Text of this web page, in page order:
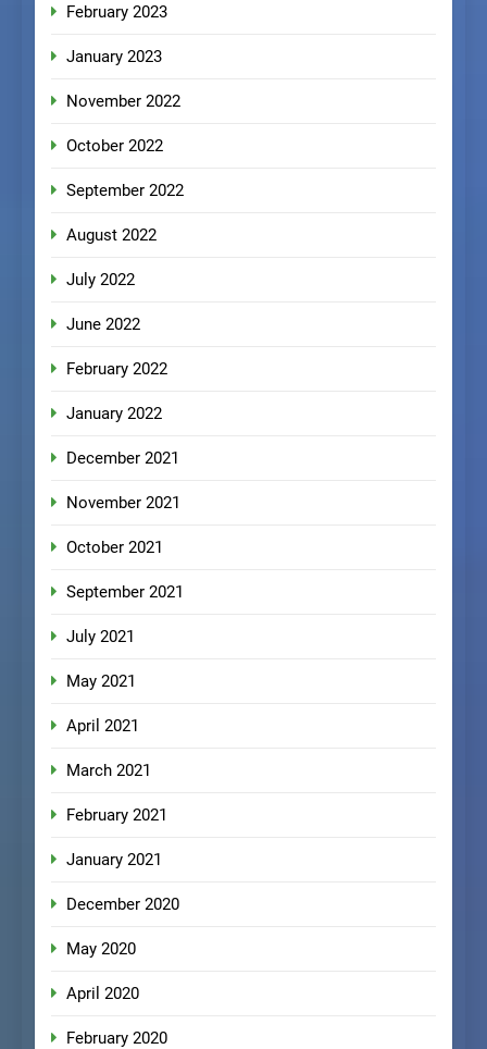
February 2023
January 2023
November 2022
October 2022
September 2022
August 2022
July 2022
June 2022
February 2022
January 2022
December 2021
November 2021
October 2021
September 2021
July 2021
May 2021
April 2021
March 2021
February 2021
January 2021
December 2020
May 2020
April 2020
February 2020